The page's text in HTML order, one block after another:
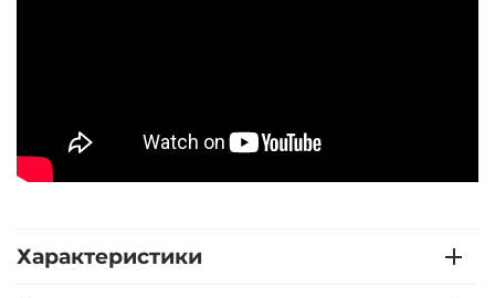
Характеристики